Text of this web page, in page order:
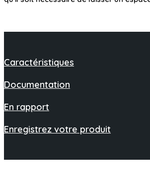
Caractéristiques
Documentation
En rapport
Enregistrez votre produit